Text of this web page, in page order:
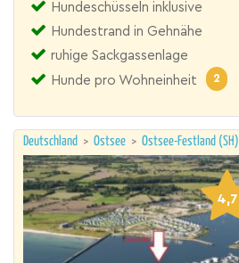
Hundeschüsseln inklusive
Hundestrand in Gehnähe
ruhige Sackgassenlage
Hunde pro Wohneinheit
2
Deutschland > Ostsee > Ostsee-Festland (SH)
4,7